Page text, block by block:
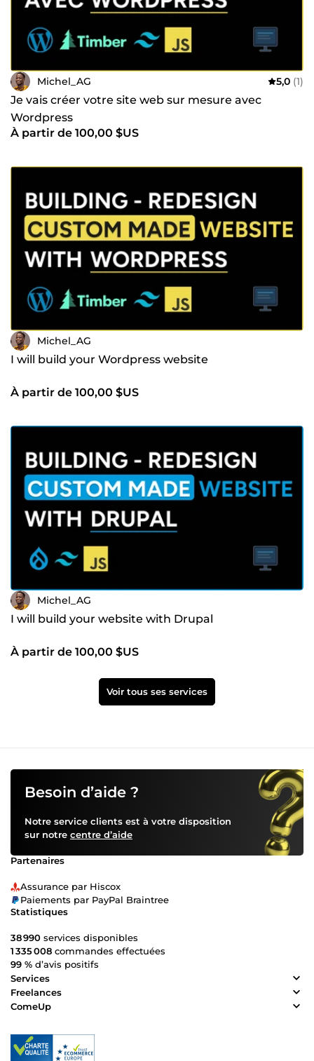
Michel_AG 5,0 (1)
Je vais créer votre site web sur mesure avec
Wordpress
À partir de 100,00 $US
Michel_AG
I will build your Wordpress website
À partir de 100,00 $US
Michel_AG
I will build your website with Drupal
À partir de 100,00 $US
Voir tous ses services
Besoin d’aide ?
Notre service clients est à votre disposition
sur notre centre d’aide
Partenaires
Assurance par Hiscox
Paiements par PayPal Braintree
Statistiques
38 990 services disponibles
1 335 008 commandes effectuées
99 % d’avis positifs
Services
Freelances
ComeUp